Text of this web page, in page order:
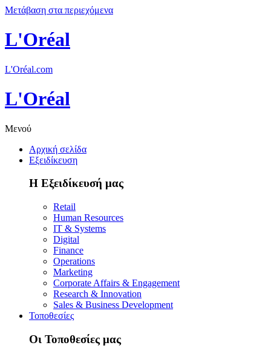
Μετάβαση στα περιεχόμενα
L'Oréal
L'Oréal.com
L'Oréal
Μενού
Αρχική σελίδα
Εξειδίκευση
Η Εξειδίκευσή μας
Retail
Human Resources
IT & Systems
Digital
Finance
Operations
Marketing
Corporate Affairs & Engagement
Research & Innovation
Sales & Business Development
Τοποθεσίες
Οι Τοποθεσίες μας